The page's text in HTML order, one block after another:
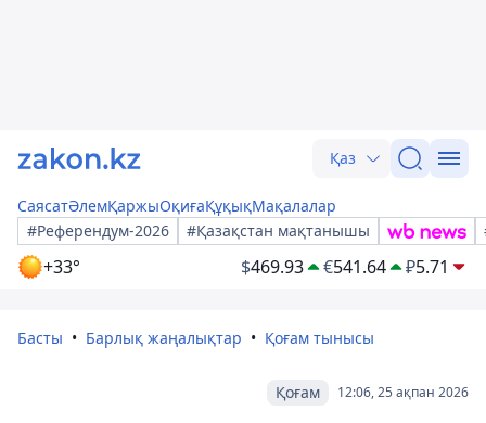
Қаз
СаясатӘлемҚаржыОқиғаҚұқықМақалалар
#Референдум-2026
#Қазақстан мақтанышы
+33° $469.93 €541.64 ₽5.71
Басты Барлық жаңалықтар Қоғам тынысы
12:06, 25 ақпан 2026
Қоғам